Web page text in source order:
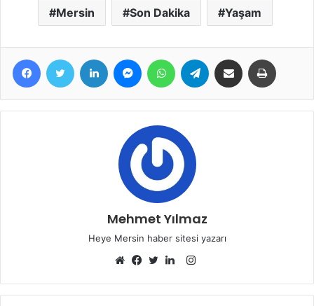
Mersin Son Dakika Yaşam
FacebookTwitter LinkedIn MessengerWhatsAppTelegram E-Posta ile paylaş
Mehmet Yılmaz
Heye Mersin haber sitesi yazarı
sitesi
Instagram